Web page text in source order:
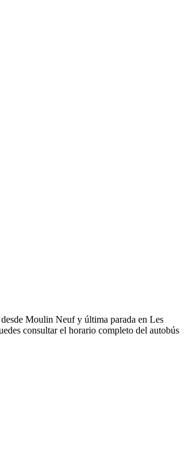
Moulin Neuf y última parada en Les
consultar el horario completo del autobús